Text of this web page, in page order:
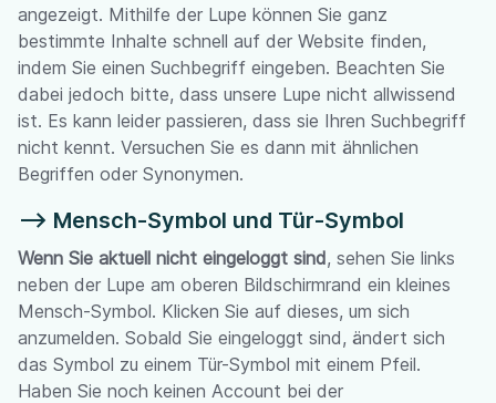
angezeigt. Mithilfe der Lupe können Sie ganz
bestimmte Inhalte schnell auf der Website finden,
indem Sie einen Suchbegriff eingeben. Beachten Sie
dabei jedoch bitte, dass unsere Lupe nicht allwissend
ist. Es kann leider passieren, dass sie Ihren Suchbegriff
nicht kennt. Versuchen Sie es dann mit ähnlichen
Begriffen oder Synonymen.
--> Mensch-Symbol und Tür-Symbol
Wenn Sie aktuell nicht eingeloggt sind, sehen Sie links
neben der Lupe am oberen Bildschirmrand ein kleines
Mensch-Symbol. Klicken Sie auf dieses, um sich
anzumelden. Sobald Sie eingeloggt sind, ändert sich
das Symbol zu einem Tür-Symbol mit einem Pfeil.
Haben Sie noch keinen Account bei der